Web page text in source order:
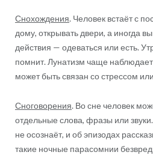
Снохождения. Человек встаёт с
дому, открывать двери, а иногда
действия — одеваться или есть.
помнит. Лунатизм чаще
может быть связан со стрессом
Сноговорения. Во сне человек
отдельные слова, фразы или
не осознаёт, и об эпизодах
такие ночные парасомнии